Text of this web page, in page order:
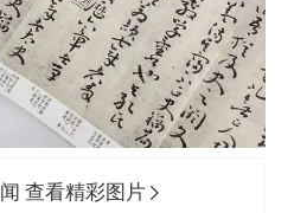
查看精彩图片